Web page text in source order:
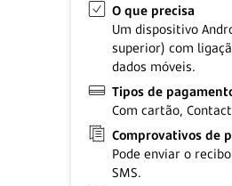
O que precisa
Um dispositivo
superior) com
dados móveis.
Tipos de
Com cartão,
Comprovativos de
Pode enviar o
SMS.